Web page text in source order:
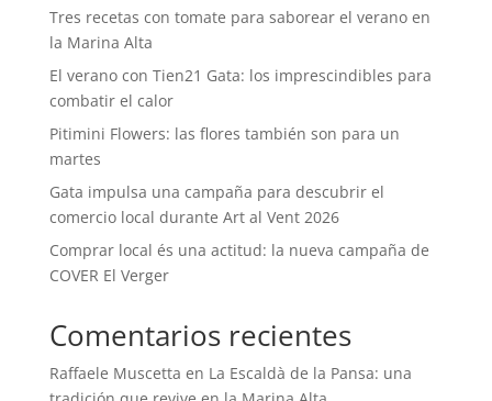
Tres recetas con tomate para saborear el verano en
la Marina Alta
El verano con Tien21 Gata: los imprescindibles para
combatir el calor
Pitimini Flowers: las flores también son para un
martes
Gata impulsa una campaña para descubrir el
comercio local durante Art al Vent 2026
Comprar local és una actitud: la nueva campaña de
COVER El Verger
Comentarios recientes
Raffaele Muscetta en La Escaldà de la Pansa: una